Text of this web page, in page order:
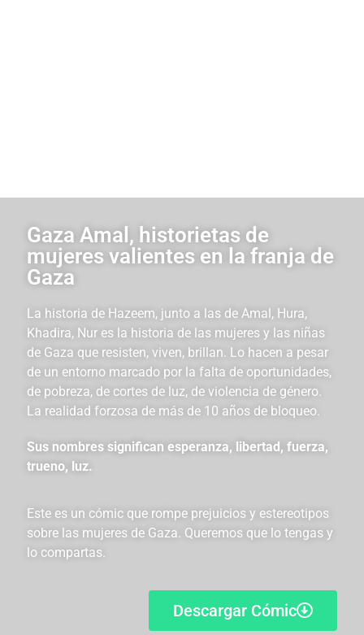
Gaza Amal, historietas de
mujeres valientes en la franja de
Gaza
La historia de Hazeem, junto a las de Amal, Hura,
Khadira, Nur es la historia de las mujeres y las niñas
de Gaza que resisten, viven, brillan. Lo hacen a pesar
de un entorno marcado por la falta de oportunidades,
de pobreza, de cortes de luz, de violencia de género.
La realidad forzosa de más de 10 años de bloqueo.
Sus nombres significan esperanza, libertad, fuerza,
trueno, luz.
Este es un cómic que rompe prejuicios y estereotipos
sobre las mujeres de Gaza. Queremos que lo tengas y
lo compartas.
Descargar Cómic